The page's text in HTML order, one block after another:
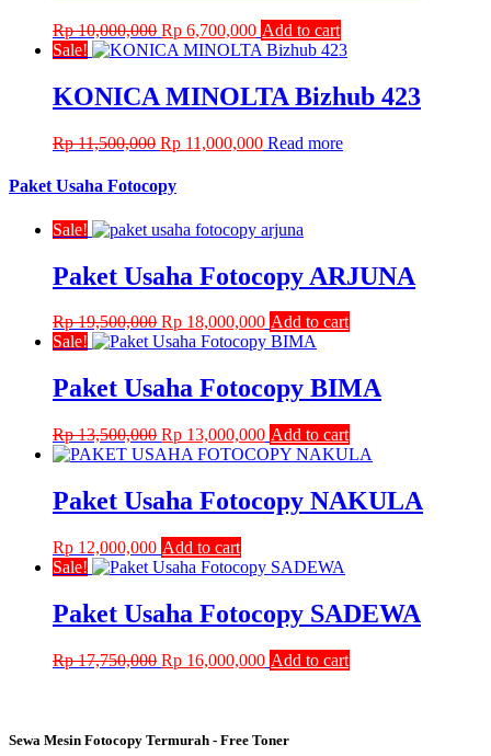
Rp10,000,000 Original
price
Rp 10,000,000.
Rp 6,700,000Current
price
Rp 6,700,000.
Add to cart
Sale!
KONICA MINOLTA Bizhub 423
Rp11,500,000 Original
was:
Rp 11,500,000.
Rp 11,000,000Current
Read more
Paket Usaha Fotocopy
Sale!
Paket Usaha Fotocopy ARJUNA
Rp19,500,000 Original
price
Rp 19,500,000.
Rp 18,000,000Current
price
Rp 18,000,000.
Add to cart
Sale!
Paket Usaha Fotocopy BIMA
Rp13,500,000 Original
price
Rp 13,500,000.
Rp 13,000,000Current
price
Rp 13,000,000.
Add to cart
Paket Usaha Fotocopy NAKULA
Rp 12,000,000 Add to cart
Sale!
Paket Usaha Fotocopy SADEWA
Rp17,750,000 Original
Rp 16,000,000Current
Add to cart
Sewa Mesin Fotocopy Termurah - Free Toner